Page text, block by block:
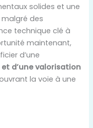
solides et une
des
technique clé à
maintenant,
d’une
d’une valorisation
la voie à une